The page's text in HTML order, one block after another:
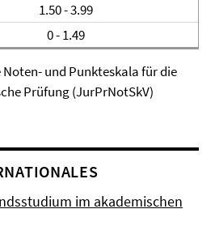
1.50 - 3.99
0 - 1.49
und Punkteskala für die
Prüfung (JurPrNotSkV)
im akademischen